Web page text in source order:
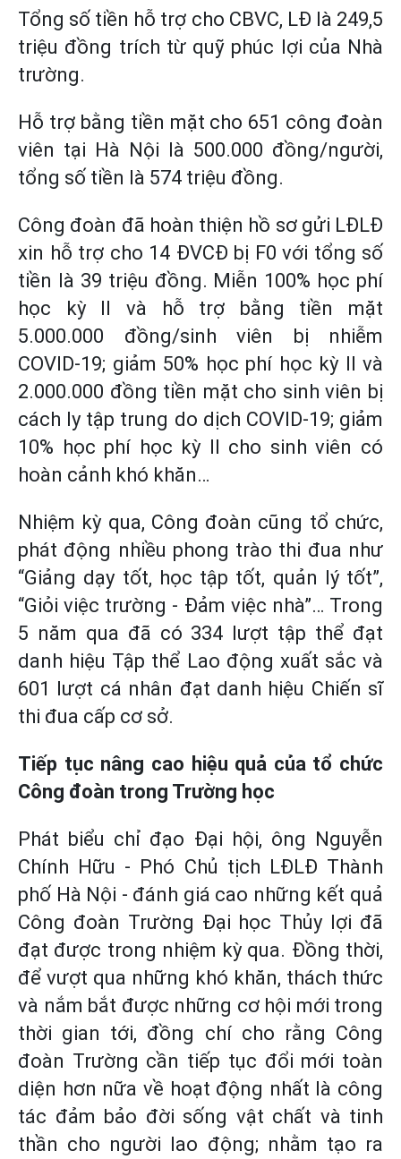
Tổng số tiền hỗ trợ cho CBVC, LĐ là 249,5
triệu đồng trích từ quỹ phúc lợi của Nhà
trường.
Hỗ trợ bằng tiền mặt cho 651 công đoàn
viên tại Hà Nội là 500.000 đồng/người,
tổng số tiền là 574 triệu đồng.
Công đoàn đã hoàn thiện hồ sơ gửi LĐLĐ
xin hỗ trợ cho 14 ĐVCĐ bị F0 với tổng số
tiền là 39 triệu đồng. Miễn 100% học phí
học kỳ II và hỗ trợ bằng tiền mặt
5.000.000 đồng/sinh viên bị nhiễm
COVID-19; giảm 50% học phí học kỳ II và
2.000.000 đồng tiền mặt cho sinh viên bị
cách ly tập trung do dịch COVID-19; giảm
10% học phí học kỳ II cho sinh viên có
hoàn cảnh khó khăn…
Nhiệm kỳ qua, Công đoàn cũng tổ chức,
phát động nhiều phong trào thi đua như
“Giảng dạy tốt, học tập tốt, quản lý tốt”,
“Giỏi việc trường - Đảm việc nhà”… Trong
5 năm qua đã có 334 lượt tập thể đạt
danh hiệu Tập thể Lao động xuất sắc và
601 lượt cá nhân đạt danh hiệu Chiến sĩ
thi đua cấp cơ sở.
Tiếp tục nâng cao hiệu quả của tổ chức
Công đoàn trong Trường học
Phát biểu chỉ đạo Đại hội, ông Nguyễn
Chính Hữu - Phó Chủ tịch LĐLĐ Thành
phố Hà Nội - đánh giá cao những kết quả
Công đoàn Trường Đại học Thủy lợi đã
đạt được trong nhiệm kỳ qua. Đồng thời,
để vượt qua những khó khăn, thách thức
và nắm bắt được những cơ hội mới trong
thời gian tới, đồng chí cho rằng Công
đoàn Trường cần tiếp tục đổi mới toàn
diện hơn nữa về hoạt động nhất là công
tác đảm bảo đời sống vật chất và tinh
thần cho người lao động; nhằm tạo ra